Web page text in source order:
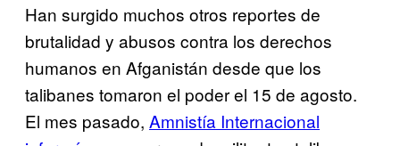
Han surgido muchos otros reportes de
brutalidad y abusos contra los derechos
humanos en Afganistán desde que los
talibanes tomaron el poder el 15 de agosto.
El mes pasado, Amnistía Internacional